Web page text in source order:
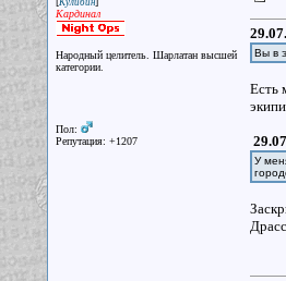
Кулибин
Кардинал
Народный целитель. Шарлатан высшей
категории.
Пол:
Репутация: +1207
Вы в
Есть
У